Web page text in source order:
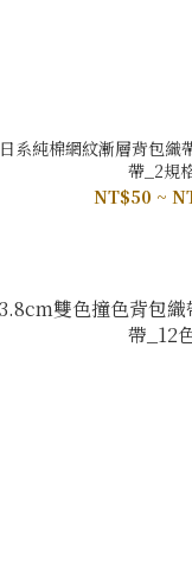
日系純棉網紋漸層背包織
帶_2規
NT$50 ~